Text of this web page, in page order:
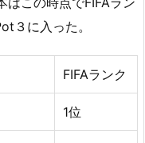
３に入った。
FIFAランク
1位